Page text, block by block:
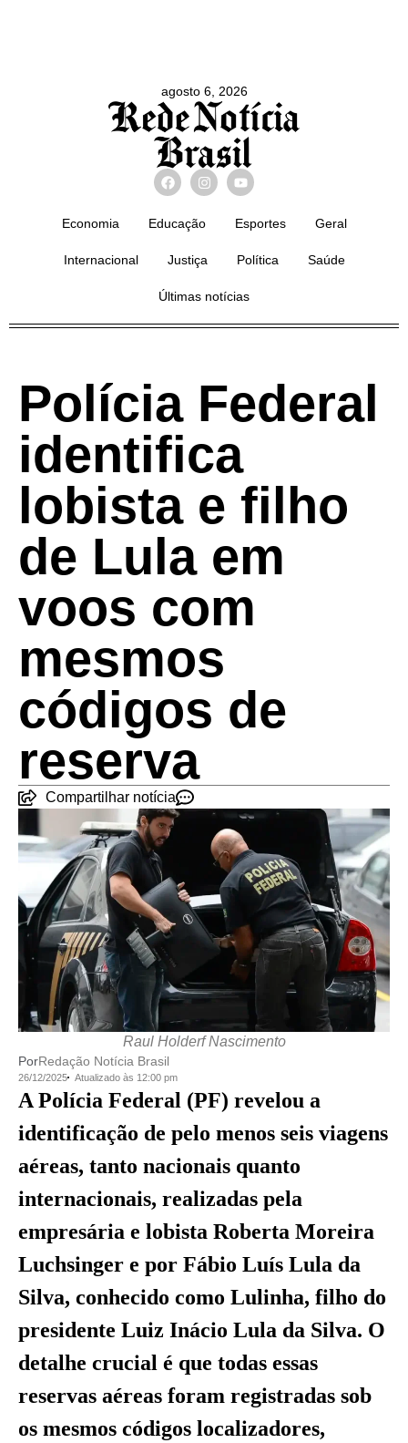
agosto 6, 2026
Economia Educação Esportes Geral
Internacional Justiça Política Saúde
Últimas notícias
Polícia Federal
identifica
lobista e filho
de Lula em
voos com
mesmos
códigos de
reserva
Compartilhar notícia
Raul Holderf Nascimento
PorRedação Notícia Brasil
26/12/2025 Atualizado às 12:00 pm
A Polícia Federal (PF) revelou a
identificação de pelo menos seis viagens
aéreas, tanto nacionais quanto
internacionais, realizadas pela
empresária e lobista Roberta Moreira
Luchsinger e por Fábio Luís Lula da
Silva, conhecido como Lulinha, filho do
presidente Luiz Inácio Lula da Silva. O
detalhe crucial é que todas essas
reservas aéreas foram registradas sob
os mesmos códigos localizadores,